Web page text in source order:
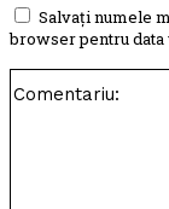
Salvați numele
browser pentru